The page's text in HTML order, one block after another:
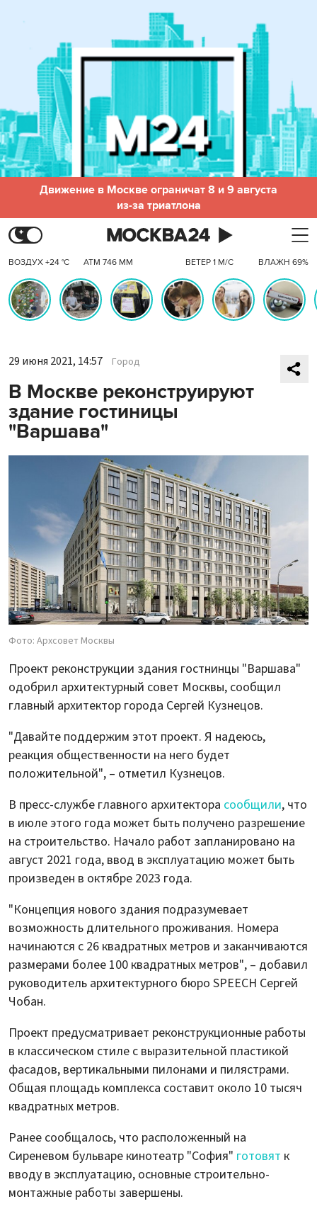
Движение в Москве ограничат 8 и 9 августа
из-за триатлона
ВОЗДУХ +24 °C АТМ 746 ММ ВЕТЕР 1 М/С ВЛАЖН 69%
29 июня 2021, 14:57 Город
В Москве реконструируют
здание гостиницы
"Варшава"
Фото: Архсовет Москвы
Проект реконструкции здания гостнинцы "Варшава"
одобрил архитектурный совет Москвы, сообщил
главный архитектор города Сергей Кузнецов.
"Давайте поддержим этот проект. Я надеюсь,
реакция общественности на него будет
положительной", – отметил Кузнецов.
В пресс-службе главного архитектора сообщили, что
в июле этого года может быть получено разрешение
на строительство. Начало работ запланировано на
август 2021 года, ввод в эксплуатацию может быть
произведен в октябре 2023 года.
"Концепция нового здания подразумевает
возможность длительного проживания. Номера
начинаются с 26 квадратных метров и заканчиваются
размерами более 100 квадратных метров", – добавил
руководитель архитектурного бюро SPEECH Сергей
Чобан.
Проект предусматривает реконструкционные работы
в классическом стиле с выразительной пластикой
фасадов, вертикальными пилонами и пилястрами.
Общая площадь комплекса составит около 10 тысяч
квадратных метров.
Ранее сообщалось, что расположенный на
Сиреневом бульваре кинотеатр "София" готовят к
вводу в эксплуатацию, основные строительно-
монтажные работы завершены.